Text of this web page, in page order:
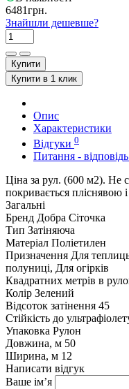
6481грн.
Знайшли дешевше?
Купити
Купити в 1 клик
Опис
Характеристики
Відгуки 0
Питання -
Ціна за рул. (600 м2). Не
покривається пліснявою
Загальні
Бренд Добра Сіточка
Тип Затіняюча
Матеріал Поліетилен
Призначення Для
полуниці, Для огірків
Квадратних метрів в
Колір Зелений
Відсоток затінення 45
Стійкість до
Упаковка Рулон
Довжина, м 50
Ширина, м 12
Написати відгук
Ваше ім’я